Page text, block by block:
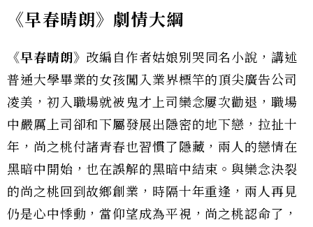
《早春晴朗》劇情大綱
《早春晴朗》 改編自作者姑娘別哭同名小說，講述
普通大學畢業的女孩闖入業界標竿的頂尖廣告公司
凌美，初入職場就被鬼才上司欒念屢次勸退，職場
中嚴厲上司卻和下屬發展出隱密的地下戀，拉扯十
年，尚之桃付諸青春也習慣了隱藏，兩人的戀情在
黑暗中開始，也在誤解的黑暗中結束。與欒念決裂
的尚之桃回到故鄉創業，時隔十年重逢，兩人再見
仍是心中悸動，當仰望成為平視，尚之桃認命了，